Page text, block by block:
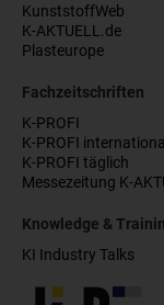
KunststoffWeb
K-AKTUELL.de
Plasteurope
Fachzeitschriften
K-PROFI
K-PROFI international
K-PROFI täglich
Messezeitung K-
Knowledge &
KI Industry Talks